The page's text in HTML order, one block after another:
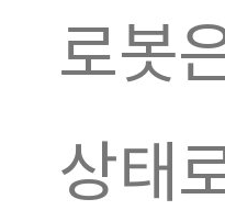
로봇
상태